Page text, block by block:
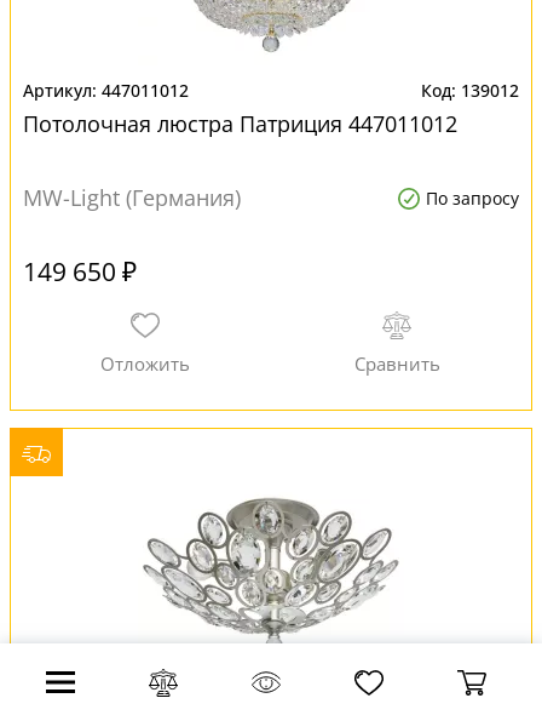
447011012 139012
Потолочная люстра Патриция 447011012
MW-Light (Германия) По запросу
149 650 ₽